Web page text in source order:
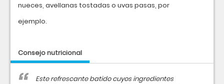
nueces, avellanas tostadas o uvas pasas, por
ejemplo.
Consejo nutricional
Este refrescante batido cuyos ingredientes